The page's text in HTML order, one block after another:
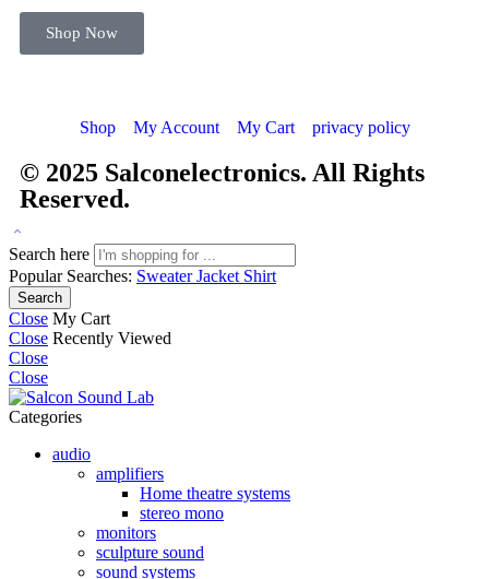
Shop Now
Shop My Account My Cart privacy policy
© 2025 Salconelectronics. All Rights
Reserved.
Search here
Popular Searches: SweaterJacket Shirt
Search
Close My Cart
Close Recently Viewed
Close
Close
Categories
audio
amplifiers
Home theatre systems
stereo mono
monitors
sculpture sound
sound systems